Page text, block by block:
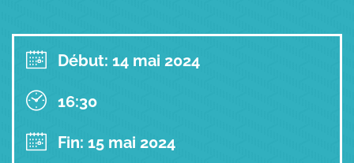
Début: 14 mai 2024
16:30
Fin: 15 mai 2024